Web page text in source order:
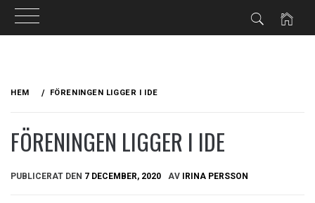
HEM FÖRENINGEN LIGGER I IDE
FÖRENINGEN LIGGER I IDE
PUBLICERAT DEN 7 DECEMBER, 2020 AV IRINA PERSSON